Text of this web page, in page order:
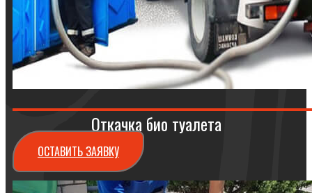
Откачка био туалета
ОСТАВИТЬ ЗАЯВКУ